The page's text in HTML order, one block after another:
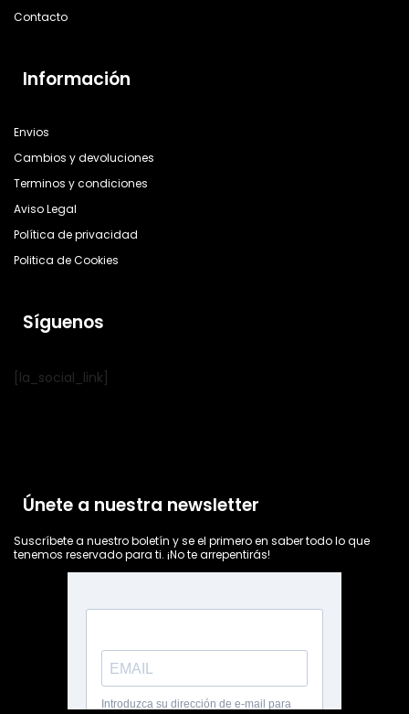
Contacto
Información
Envios
Cambios y devoluciones
Terminos y condiciones
Aviso Legal
Política de privacidad
Politica de Cookies
Síguenos
[la_social_link]
Únete a nuestra newsletter
Suscríbete a nuestro boletín y se el primero en saber todo lo que
tenemos reservado para ti. ¡No te arrepentirás!